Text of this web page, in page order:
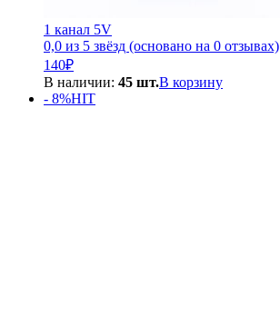
1 канал 5V
0,0 из 5 звёзд (основано на 0 отзывах)
140₽
В наличии: 45 шт.В корзину
- 8%HIT